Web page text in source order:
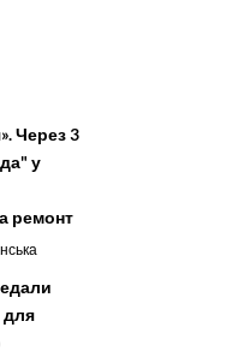
Через 3
у
ремонт
для